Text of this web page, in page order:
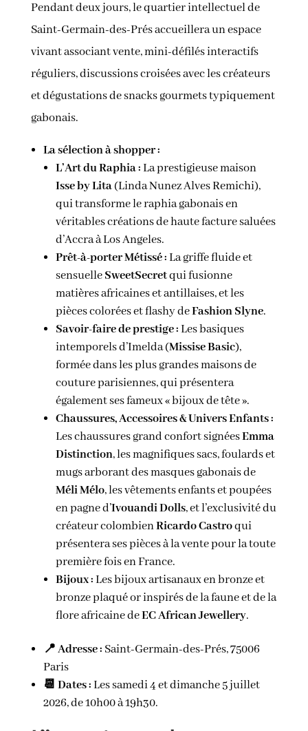
Pendant deux jours, le quartier intellectuel de
Saint-Germain-des-Prés accueillera un espace
vivant associant vente, mini-défilés interactifs
réguliers, discussions croisées avec les créateurs
et dégustations de snacks gourmets typiquement
gabonais.
La sélection à shopper :
L’Art du Raphia :La prestigieuse maison
Isse by Lita(Linda Nunez Alves Remichi),
qui transforme le raphia gabonais en
véritables créations de haute facture saluées
d’Accra à Los Angeles.
Prêt-à-porter Métissé :La griffe fluide et
sensuelleSweetSecretqui fusionne
matières africaines et antillaises, et les
pièces colorées et flashy deFashion Slyne.
Savoir-faire de prestige :Les basiques
intemporels d’Imelda (Missise Basic),
formée dans les plus grandes maisons de
couture parisiennes, qui présentera
également ses fameux « bijoux de tête ».
Chaussures, Accessoires & Univers Enfants :
Les chaussures grand confort signéesEmma
Distinction, les magnifiques sacs, foulards et
mugs arborant des masques gabonais de
Méli Mélo, les vêtements enfants et poupées
en pagne d’Ivouandi Dolls, et l’exclusivité du
créateur colombienRicardo Castroqui
présentera ses pièces à la vente pour la toute
première fois en France.
Bijoux :Les bijoux artisanaux en bronze et
bronze plaqué or inspirés de la faune et de la
flore africaine deEC African Jewellery.
📍 Adresse : Saint-Germain-des-Prés, 75006
Paris
📆 Dates :Les samedi 4 et dimanche 5 juillet
2026, de 10h00 à 19h30.